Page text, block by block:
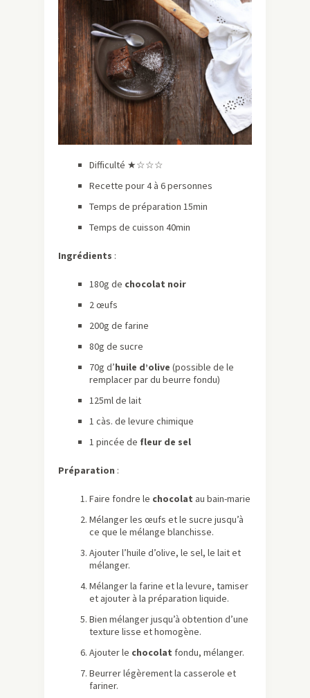
Difficulté ★☆☆☆
Recette pour 4 à 6 personnes
Temps de préparation 15min
Temps de cuisson 40min
Ingrédients :
180g de chocolat noir
2 œufs
200g de farine
80g de sucre
70g d’huile d’olive (possible de le
remplacer par du beurre fondu)
125ml de lait
1 càs. de levure chimique
1 pincée de fleur de sel
Préparation :
Faire fondre le chocolat au bain-marie
Mélanger les œufs et le sucre jusqu’à
ce que le mélange blanchisse.
Ajouter l’huile d’olive, le sel, le lait et
mélanger.
Mélanger la farine et la levure, tamiser
et ajouter à la préparation liquide.
Bien mélanger jusqu’à obtention d’une
texture lisse et homogène.
Ajouter le chocolat fondu, mélanger.
Beurrer légèrement la casserole et
fariner.